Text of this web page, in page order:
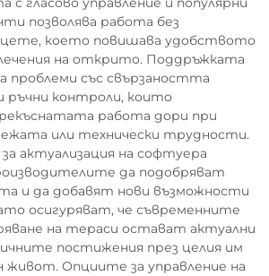
позволява работа без
което повишава удобството
на открито. Поддръжката
проблеми със свързаността
ръчни контроли, които
работа дори при
или технически трудности.
актуализация на софтуера
да подобряват
и да добавят нови възможности
осигуряват, че съвременните
на тераси остават актуални
постижения през целия им
живот. Опциите за управление на